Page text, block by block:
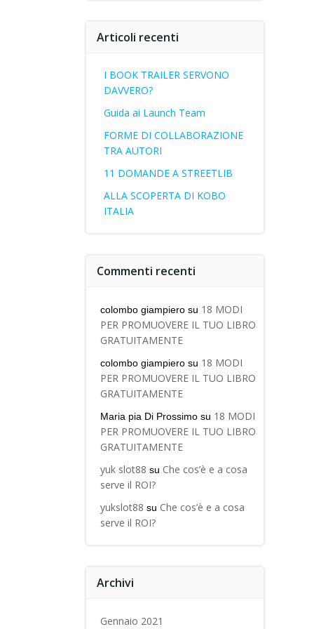
Articoli recenti
I BOOK TRAILER SERVONO
DAVVERO?
Guida ai Launch Team
FORME DI COLLABORAZIONE
TRA AUTORI
11 DOMANDE A STREETLIB
ALLA SCOPERTA DI KOBO
ITALIA
Commenti recenti
colombo giampierosu 18 MODI
PER PROMUOVERE IL TUO LIBRO
GRATUITAMENTE
colombo giampierosu 18 MODI
PER PROMUOVERE IL TUO LIBRO
GRATUITAMENTE
Maria pia Di Prossimosu 18 MODI
PER PROMUOVERE IL TUO LIBRO
GRATUITAMENTE
yuk slot88 su Che cos’è e a cosa
serve il ROI?
yukslot88 su Che cos’è e a cosa
serve il ROI?
Archivi
Gennaio 2021